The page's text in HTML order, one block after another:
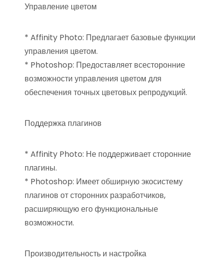
Управление цветом
* Affinity Photo: Предлагает базовые функции
управления цветом.
* Photoshop: Предоставляет всесторонние
возможности управления цветом для
обеспечения точных цветовых репродукций.
Поддержка плагинов
* Affinity Photo: Не поддерживает сторонние
плагины.
* Photoshop: Имеет обширную экосистему
плагинов от сторонних разработчиков,
расширяющую его функциональные
возможности.
Производительность и настройка